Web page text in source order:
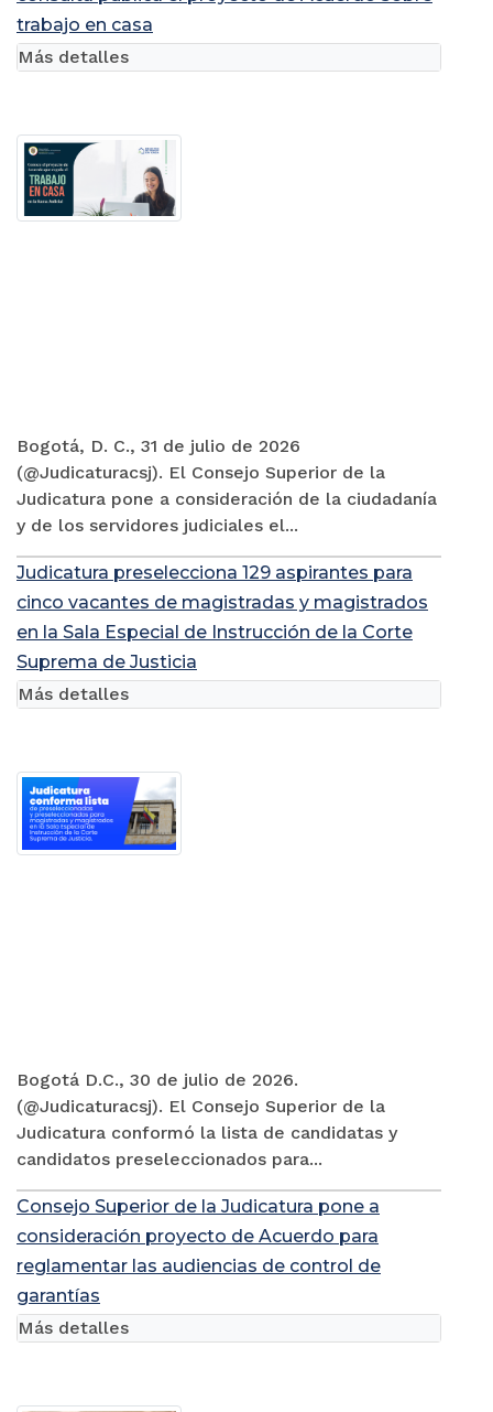
trabajo en casa
Bogotá, D. C., 31 de julio de 2026
(@Judicaturacsj). El Consejo Superior de la
Judicatura pone a consideración de la ciudadanía
y de los servidores judiciales el...
Más detalles
Judicatura preselecciona 129 aspirantes para
cinco vacantes de magistradas y magistrados
en la Sala Especial de Instrucción de la Corte
Suprema de Justicia
Bogotá D.C., 30 de julio de 2026.
(@Judicaturacsj). El Consejo Superior de la
Judicatura conformó la lista de candidatas y
candidatos preseleccionados para...
Más detalles
Consejo Superior de la Judicatura pone a
consideración proyecto de Acuerdo para
reglamentar las audiencias de control de
garantías
Más detalles